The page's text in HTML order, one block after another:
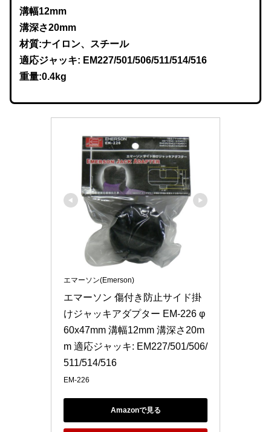
溝幅12mm
溝深さ20mm
材質:ナイロン、スチール
適応ジャッキ: EM227/501/506/511/514/516
重量:0.4kg
エマーソン(Emerson)
エマーソン 傷付き防止サイド掛
けジャッキアダプター EM-226 φ
60x47mm 溝幅12mm 溝深さ20m
m 適応ジャッキ: EM227/501/506/
511/514/516
EM-226
Amazonで見る